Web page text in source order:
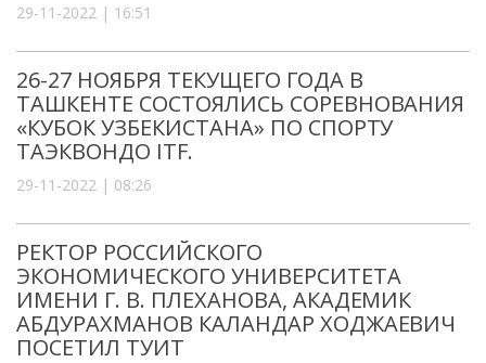
29-11-2022 | 16:51
26-27 НОЯБРЯ ТЕКУЩЕГО ГОДА В
ТАШКЕНТЕ СОСТОЯЛИСЬ СОРЕВНОВАНИЯ
«КУБОК УЗБЕКИСТАНА» ПО СПОРТУ
ТАЭКВОНДО ITF.
29-11-2022 | 08:26
РЕКТОР РОССИЙСКОГО
ЭКОНОМИЧЕСКОГО УНИВЕРСИТЕТА
ИМЕНИ Г. В. ПЛЕХАНОВА, АКАДЕМИК
АБДУРАХМАНОВ КАЛАНДАР ХОДЖАЕВИЧ
ПОСЕТИЛ ТУИТ